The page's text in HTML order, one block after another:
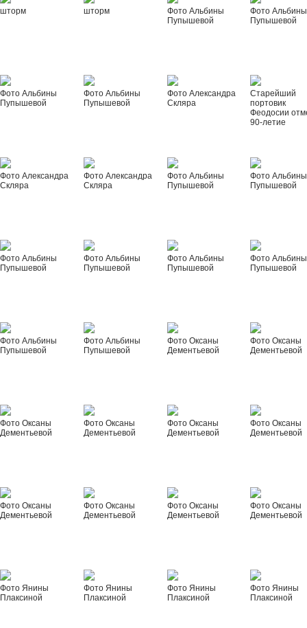
шторм шторм
Фото Альбины
Пупышевой
Фото Альбины
Пупышевой
Фото Альбины
Пупышевой
Фото Альбины
Пупышевой
Фото Александра
Скляра
Старейший
портовик
Феодосии
90-летие
Фото Александра
Скляра
Фото Александра
Скляра
Фото Альбины
Пупышевой
Фото Альбины
Пупышевой
Фото Альбины
Пупышевой
Фото Альбины
Пупышевой
Фото Альбины
Пупышевой
Фото Альбины
Пупышевой
Фото Альбины
Пупышевой
Фото Альбины
Пупышевой
Фото Оксаны
Дементьевой
Фото Оксаны
Дементьевой
Фото Оксаны
Дементьевой
Фото Оксаны
Дементьевой
Фото Оксаны
Дементьевой
Фото Оксаны
Дементьевой
Фото Оксаны
Дементьевой
Фото Оксаны
Дементьевой
Фото Оксаны
Дементьевой
Фото Оксаны
Дементьевой
Фото Янины
Плаксиной
Фото Янины
Плаксиной
Фото Янины
Плаксиной
Фото Янины
Плаксиной